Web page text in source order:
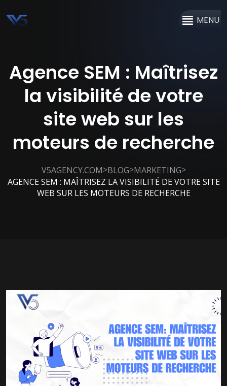
MENU
Agence SEM : Maîtrisez
la visibilité de votre
site web sur les
moteurs de recherche
V5AGENCY.COM>BLOG>MARKETING>
AGENCE SEM : MAÎTRISEZ LA VISIBILITÉ DE VOTRE SITE
WEB SUR LES MOTEURS DE RECHERCHE